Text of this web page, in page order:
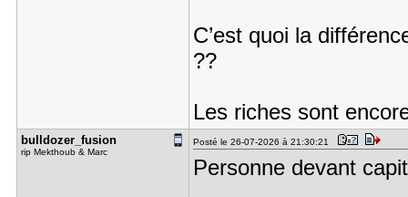
C’est quoi la
??
Les riches sont
bulldozer_​fusion
rip Mekthoub & Marc
Posté le 26-07-2026 à 21:30:21
Personne devant